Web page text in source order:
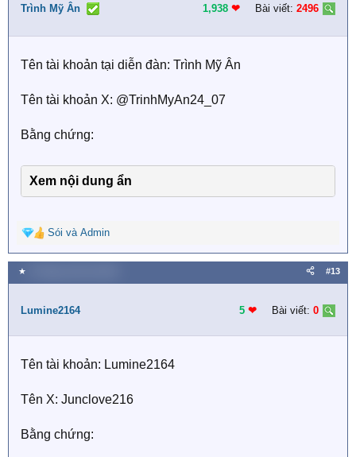
i
n
:
Trình Mỹ Ân 1,938 ❤︎ Bài viết: 2496
Tên tài khoản tại diễn đàn: Trình Mỹ Ân
Tên tài khoản X: @TrinhMyAn24_07
Bằng chứng:
Xem nội dung ẩn
R
e
a
c
i
n
Sói và Admin
★ #13
Lumine2164 5 ❤︎ Bài viết: 0
Tên tài khoản: Lumine2164
Tên X: Junclove216
Bằng chứng: